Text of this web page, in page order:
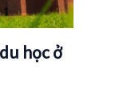
học ở